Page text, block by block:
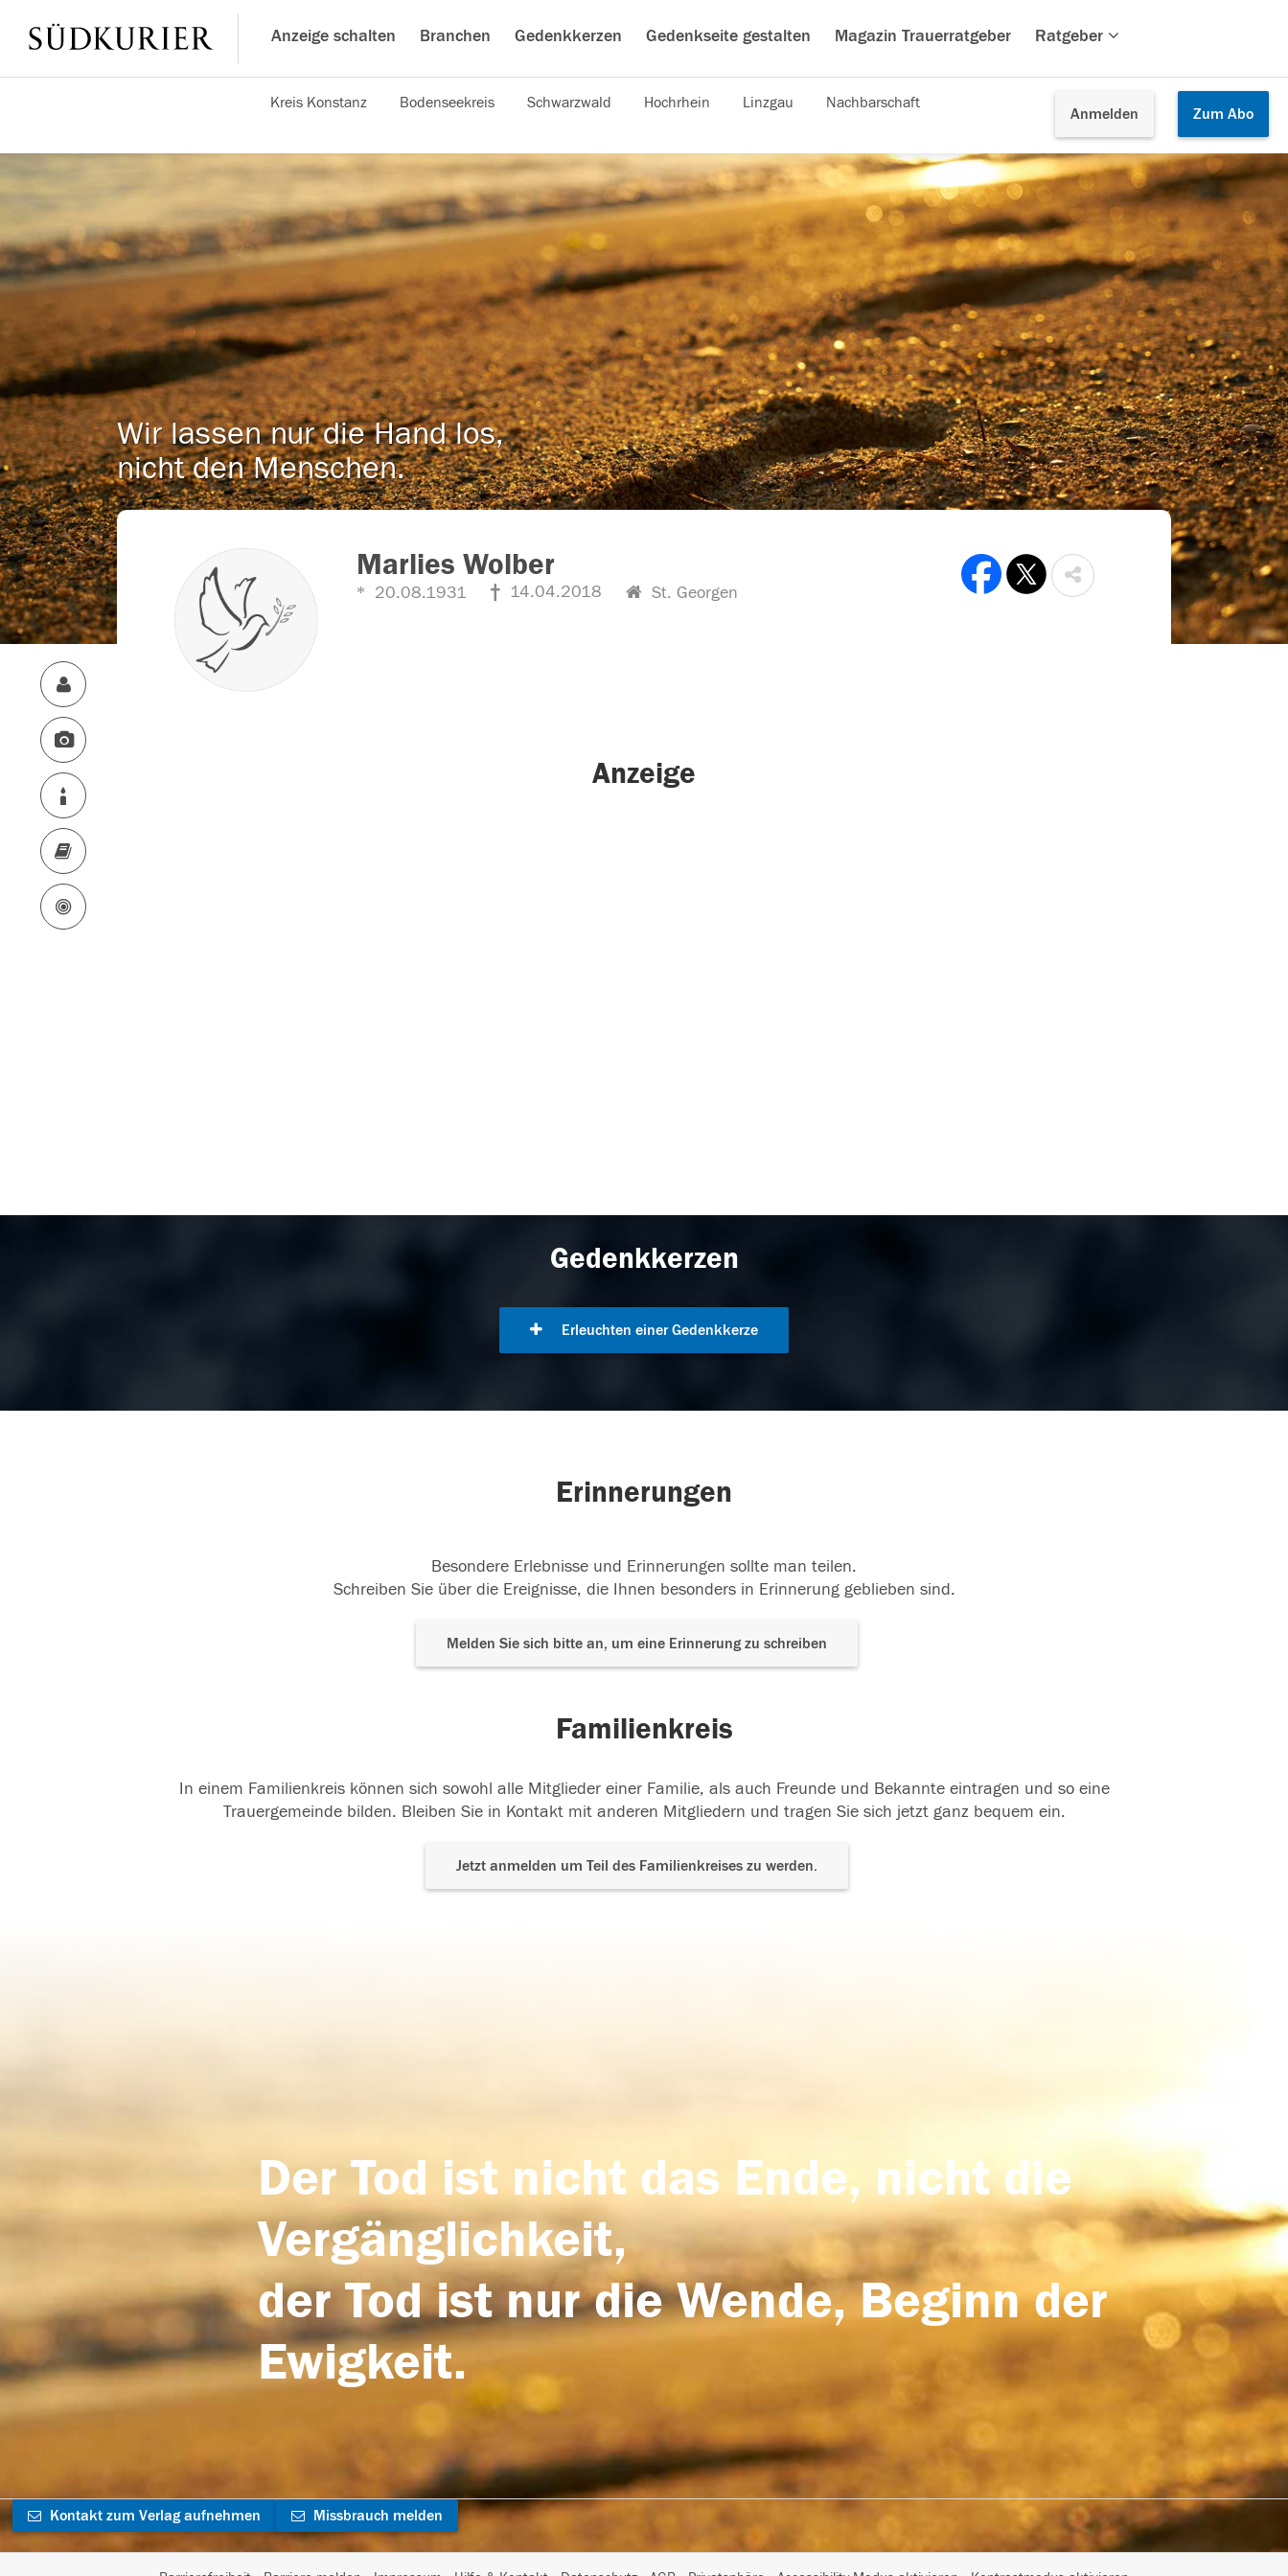
Anzeige schalten Branchen Gedenkkerzen Gedenkseite gestalten Magazin Trauerratgeber Ratgeber
Anmelden Zum Abo
Kreis Konstanz Bodenseekreis Schwarzwald Hochrhein Linzgau Nachbarschaft
Wir lassen nur die Hand los,
nicht den Menschen.
Marlies Wolber
20.08.1931 14.04.2018 St. Georgen
Anzeige
Gedenkkerzen
Erleuchten einer Gedenkkerze
Erinnerungen
Besondere Erlebnisse und Erinnerungen sollte man teilen.
Schreiben Sie über die Ereignisse, die Ihnen besonders in Erinnerung geblieben sind.
Melden Sie sich bitte an, um eine Erinnerung zu schreiben
Familienkreis
In einem Familienkreis können sich sowohl alle Mitglieder einer Familie, als auch Freunde und Bekannte eintragen und so eine
Trauergemeinde bilden. Bleiben Sie in Kontakt mit anderen Mitgliedern und tragen Sie sich jetzt ganz bequem ein.
Jetzt anmelden um Teil des Familienkreises zu werden.
Der Tod ist nicht das Ende, nicht die
Vergänglichkeit,
der Tod ist nur die Wende, Beginn der
Ewigkeit.
Kontakt zum Verlag aufnehmen Missbrauch melden